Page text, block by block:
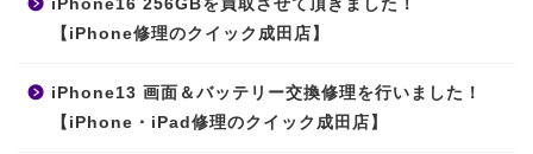
iPhone16 256GBを買取させて頂きました！
【iPhone修理のクイック成田店】
iPhone13 画面＆バッテリー交換修理を行いました！
【iPhone・iPad修理のクイック成田店】